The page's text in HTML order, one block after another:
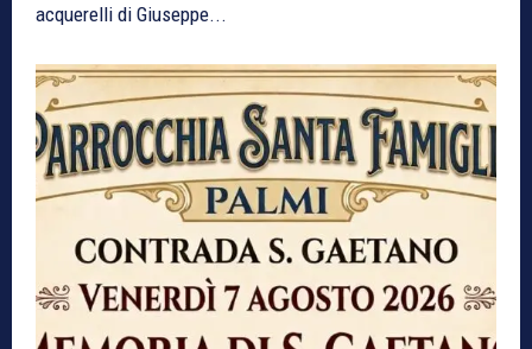
acquerelli di Giuseppe...